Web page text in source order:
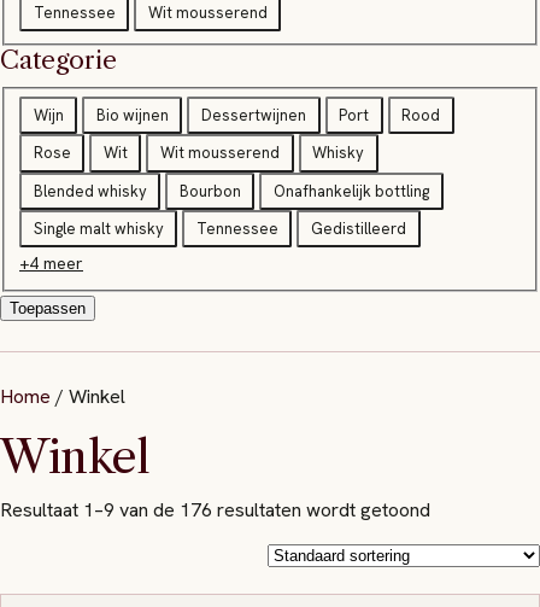
Tennessee
Wit mousserend
Categorie
Categorie
Wijn Bio wijnen Dessertwijnen Port
Rood
Rose
Wit Wit mousserend
Whisky
Blended whisky
Bourbon
Onafhankelijk bottling
Single malt whisky
Tennessee Gedistilleerd
+4 meer
Toepassen
Home / Winkel
Winkel
Resultaat 1–9 van de 176 resultaten wordt getoond